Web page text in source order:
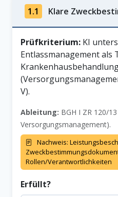
1.1 Klare
Prüfkriterium: KI
Entlassmanagement als
V).
Ableitung: BGH I ZR 120/
Versorgungsmanagement).
Nachweis:
Rollen/Verantwortlichkeiten
Erfüllt?